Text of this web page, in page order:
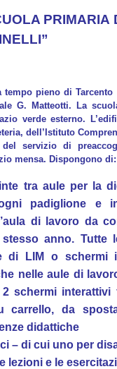
PRIMARIA
tempo pieno di
G. Matteotti. La
verde esterno.
dell’Istituto
servizio di
mensa. Dispongono di:
tra aule per la
padiglione e
di lavoro da
anno. Tutte
di LIM o schermi
nelle aule di
schermi interattivi
carrello, da
didattiche
– di cui uno per
lezioni e le